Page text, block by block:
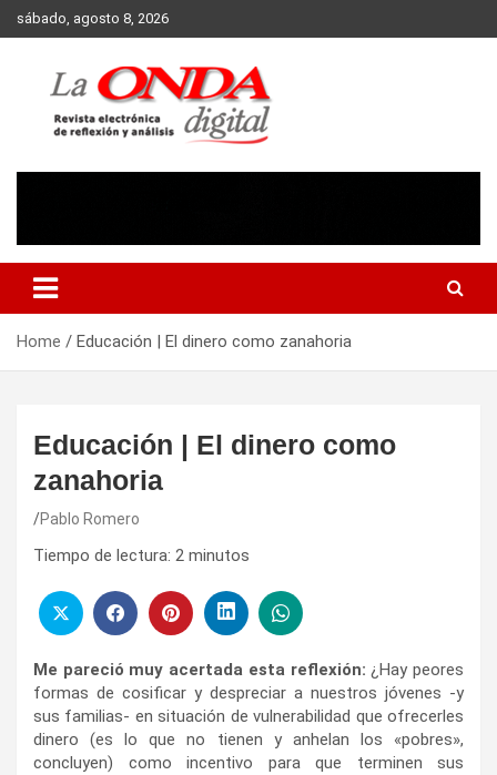
Skip
to
sábado, agosto 8, 2026
Home Educación | El dinero como zanahoria
Educación | El dinero como
zanahoria
Pablo Romero
Tiempo de lectura: 2 minutos
Me pareció muy acertada esta reflexión: ¿Hay peores
formas de cosificar y despreciar a nuestros jóvenes -y
sus familias- en situación de vulnerabilidad que ofrecerles
dinero (es lo que no tienen y anhelan los «pobres»,
concluyen) como incentivo para que terminen sus